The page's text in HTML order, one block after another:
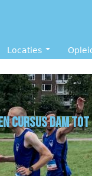
Locaties
cursus Dam tot